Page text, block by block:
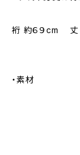
裄 約６９cm 丈
・素材